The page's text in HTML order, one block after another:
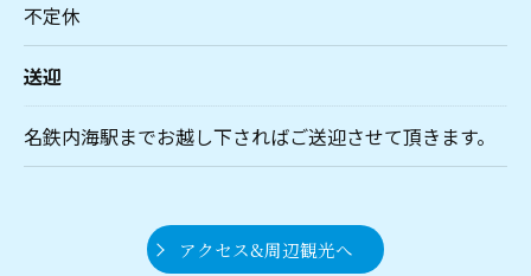
不定休
送迎
名鉄内海駅までお越し下さればご送迎させて頂きます。
アクセス&周辺観光へ